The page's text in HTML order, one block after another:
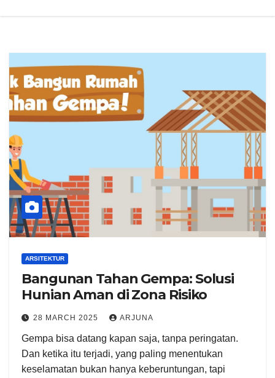
ARSITEKTUR
Bangunan Tahan Gempa: Solusi
Hunian Aman di Zona Risiko
28 MARCH 2025 ARJUNA
Gempa bisa datang kapan saja, tanpa peringatan.
Dan ketika itu terjadi, yang paling menentukan
keselamatan bukan hanya keberuntungan, tapi